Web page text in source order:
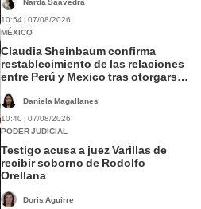
Narda Saavedra
10:54 | 07/08/2026
MÉXICO
Claudia Sheinbaum confirma
restablecimiento de las relaciones
entre Perú y Mexico tras otorgarse
Daniela Magallanes
10:40 | 07/08/2026
PODER JUDICIAL
Testigo acusa a juez Varillas de
recibir soborno de Rodolfo
Orellana
Doris Aguirre